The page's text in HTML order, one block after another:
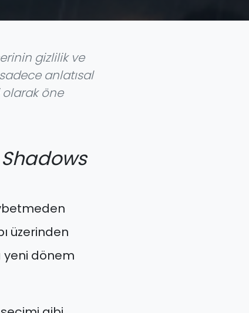
gizlilik ve
anlatısal
öne
üzerinden
yeni dönem